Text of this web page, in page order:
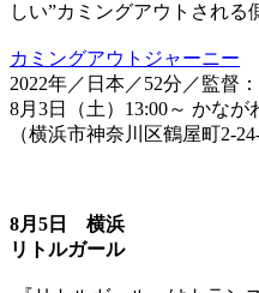
しい”カミングアウトされる
カミングアウトジャーニー
2022年／日本／52分／監督
8月3日（土）13:00～ かな
（横浜市神奈川区鶴屋町2-
8月5日 横浜
リトルガール